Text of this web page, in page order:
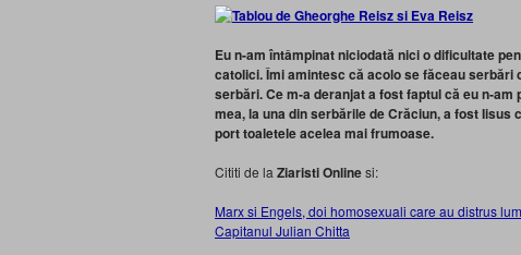
Eu n-am întâmpinat niciodată nici o dificultate
catolici. Îmi amintesc că acolo se făceau
serbări. Ce m‑a deranjat a fost faptul că eu
mea, la una din serbările de Crăciun, a fost Iisus
port toaletele acelea mai frumoase.
Cititi de la Ziaristi Onlinesi:
Marx si Engels, doi homosexuali care au distrus
Capitanul Julian Chitta